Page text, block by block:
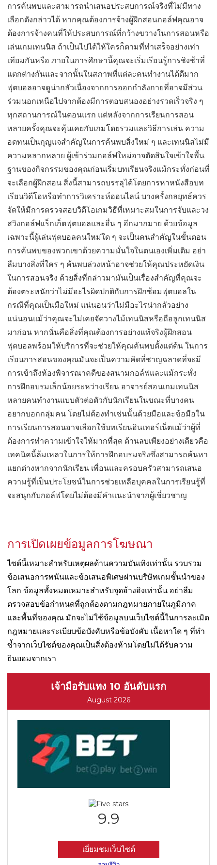
การค้นพบและสามารถนำเสนอประสบการณ์จริงที่ไม่มีทาง
เลือกดังกล่าวได้ หากคุณต้องการจ้างผู้ฝึกสอนกอล์ฟคุณอาจ
ต้องการจ้างคนที่ให้ประสบการณ์ที่กว้างขวางในการสอนหรือ
เล่นเกมเทนนิส ถ้าเป็นไปได้ให้ใครก็ตามที่ทำเสร็จอย่างเท่า
เทียมกันหรือ ภายในการศึกษานี้คุณจะเริ่มเรียนรู้การชิงช้าที่
แตกต่างกันและจากนั้นในสภาพที่แต่ละคนทำงานได้ดีมาก
ฟุตบอลอาจดูน่ากลัวเนื่องจากการออกกำลังกายที่อาจมีส่วน
ร่วมนอกเหนือไปจากต้องมีการตอบสนองอย่างรวดเร็วจริง ๆ
ทุกสถานการณ์ในตอนแรก แต่หลังจากการเรียนการสอน
หลายครั้งคุณจะคุ้นเคยกับเกมโดยรวมและวิธีการเล่น ความ
อดทนเป็นกุญแจสำคัญในการค้นพบสิ่งใหม่ ๆ และเทนนิสไม่มี
ความหลากหลาย ผู้เข้าร่วมกอล์ฟใหม่อาจตัดสินใจเข้าใจพื้น
ฐานของกิจกรรมของคุณก่อนเริ่มบทเรียนจริงแม้กระทั่งก่อนที่
จะเลือกผู้ฝึกสอน สิ่งนี้สามารถบรรลุได้โดยการหาหนังสือบท
เรียนวิดีโอหรือทำการวิเคราะห์ออนไลน์ บางครั้งกลยุทธ์ควร
จัดให้มีการตรวจสอบวิดีโอเกมวิธีที่เหมาะสมในการจับและวง
สวิงกอล์ฟแร็กเก็ตฟุตบอลและอื่น ๆ อีกมากมาย ด้วยข้อมูล
เฉพาะนี้ผู้เล่นฟุตบอลคนใหม่ใด ๆ จะเป็นคนสำคัญในขั้นตอน
การค้นพบของพวกเขาด้วยความมั่นใจในตนเองเพิ่มเติม อย่า
ลืมบางสิ่งที่ใคร ๆ ค้นพบล่วงหน้าอาจช่วยให้คุณประหยัดเงิน
ในการสอนจริง ด้วยสิ่งที่กล่าวมามันเป็นเรื่องสำคัญที่คุณจะ
ต้องตระหนักว่าไม่มีอะไรผิดปกติกับการฝึกซ้อมฟุตบอลใน
กรณีที่คุณเป็นมือใหม่ แน่นอนว่าไม่มีอะไรน่ากลัวอย่าง
แน่นอนแม้ว่าคุณจะไม่เคยจัดวางไม้เทนนิสหรือถือลูกเทนนิส
มาก่อน หากนั่นคือสิ่งที่คุณต้องการอย่างแท้จริงผู้ฝึกสอน
ฟุตบอลพร้อมให้บริการที่จะช่วยให้คุณค้นพบตั้งแต่ต้น ในการ
เรียนการสอนของคุณมันจะเป็นความคิดที่ชาญฉลาดที่จะมี
การเข้าถึงห้องพิจารณาคดีของสนามกอล์ฟและแม้กระทั่ง
การฝึกอบรมเล็กน้อยระหว่างเรียน อาจารย์สอนเกมเทนนิส
หลายคนทำงานแบบตัวต่อตัวกับนักเรียนในขณะที่บางคน
อยากบอกกลุ่มคน โดยไม่ต้องทำเช่นนั้นด้วยมือและข้อมือใน
การเรียนการสอนอาจเลือกใช้บทเรียนอินเทอร์เน็ตแม้ว่าผู้ที่
ต้องการทำความเข้าใจให้มากที่สุด ด้านลบเพียงอย่างเดียวคือ
เทคนิคนี้ล้มเหลวในการให้การฝึกอบรมจริงซึ่งสามารถค้นหา
แยกต่างหากจากนักเรียน เพื่อนและครอบครัวสามารถเสนอ
ความรู้ที่เป็นประโยชน์ในการช่วยเหลือบุคคลในการเรียนรู้ที่
จะสนุกกับกอล์ฟโดยไม่ต้องมีคำแนะนำจากผู้เชี่ยวชาญ
การเปิดเผยข้อมูลการโฆษณา
ไซต์นี้เหมาะสำหรับเหตุผลด้านความบันเทิงเท่านั้น รวบรวม
ข้อเสนอการพนันและข้อเสนอพิเศษผ่านบริษัทเกมชั้นนำของ
โลก ข้อมูลทั้งหมดเหมาะสำหรับจุดอ้างอิงเท่านั้น อย่าลืม
ตรวจสอบข้อกำหนดที่ถูกต้องตามกฎหมายภายในภูมิภาค
และพื้นที่ของคุณ มักจะไม่ใช้ข้อมูลบนเว็บไซต์นี้ในการละเมิด
กฎหมายและระเบียบข้อบังคับหรือข้อบังคับ เนื้อหาใด ๆ ที่ทำ
ซ้ำจากเว็บไซต์ของคุณเป็นสิ่งต้องห้ามโดยไม่ได้รับความ
ยินยอมจากเรา
เจ้ามือรับแทง 10 อันดับแรก
August 2026
9.9
เยี่ยมชมเว็บไซต์